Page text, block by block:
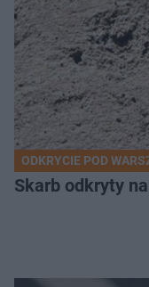
ODKRYCIE POD
Skarb odkryty